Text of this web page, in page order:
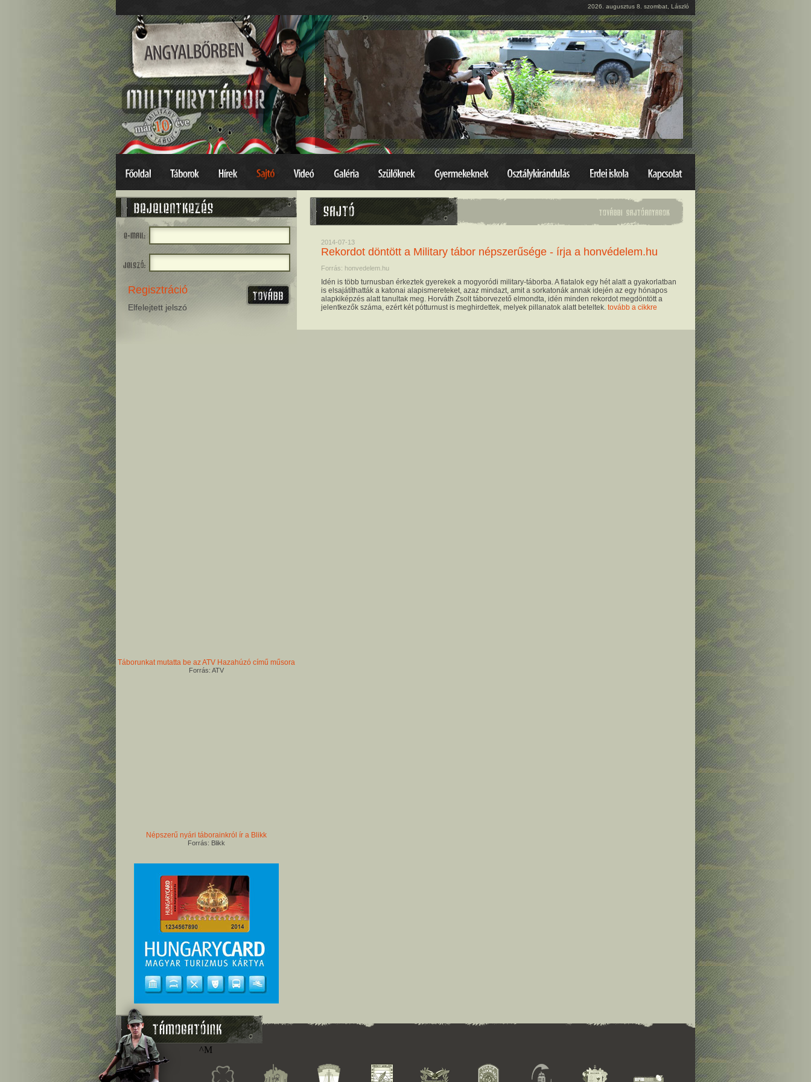
2026. augusztus 8. szombat, László
Regisztráció
Elfelejtett jelszó
Táborunkat mutatta be az ATV Hazahúzó című műsora
Forrás: ATV
Népszerű nyári táborainkról ír a Blikk
Forrás: Blikk
2014-07-13
Rekordot döntött a Military tábor népszerűsége - írja a honvédelem.hu
Forrás: honvedelem.hu
Idén is több turnusban érkeztek gyerekek a mogyoródi military-táborba. A fiatalok egy hét alatt a gyakorlatban
is elsajátíthatták a katonai alapismereteket, azaz mindazt, amit a sorkatonák annak idején az egy hónapos
alapkiképzés alatt tanultak meg. Horváth Zsolt táborvezető elmondta, idén minden rekordot megdöntött a
jelentkezők száma, ezért két pótturnust is meghirdettek, melyek pillanatok alatt beteltek. tovább a cikkre
^M